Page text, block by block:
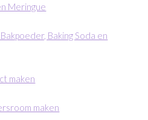
Meringue
Baking Soda en
maken
maken